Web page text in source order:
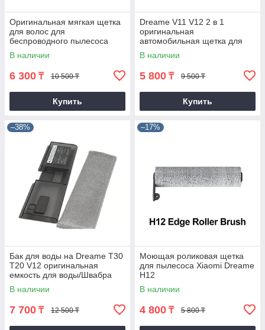
Оригинальная мягкая щетка
для волос для
беспроводного пылесоса
Dreame V9 V9B V11 V11SET
V12 T10 T20 T30
В наличии
6 300 ₸ 10 500 ₸
Купить
Dreame V11 V12 2 в 1
оригинальная
автомобильная щетка для
удаления пыли
В наличии
5 800 ₸ 9 500 ₸
Купить
–38%
Бак для воды на Dreame T30
T20 V12 оригинальная
емкость для воды/Швабра
В наличии
7 700 ₸ 12 500 ₸
–17%
Моющая роликовая щетка
для пылесоса Xiaomi Dreame
H12
В наличии
4 800 ₸ 5 800 ₸